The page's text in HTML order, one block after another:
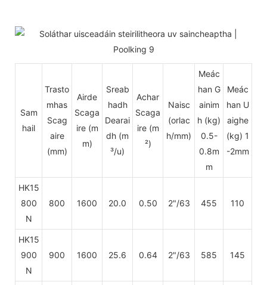
Sam
hail
Trasto
mhas
Scag
aire
(mm)
Airde
Scaga
ire (m
m)
Sreab
hadh
Dearai
dh (m
³/u)
Achar
Scaga
ire (m
²)
Naisc
(orlac
h/mm)
Meác
han G
ainim
h (kg)
0.5-
0.8m
m
Meác
han U
aighe
(kg) 1
-2mm
HK15
800
N
800 1600 20.0 0.50 2"/63 455 110
HK15
900
N
900 1600 25.6 0.64 2"/63 585 145